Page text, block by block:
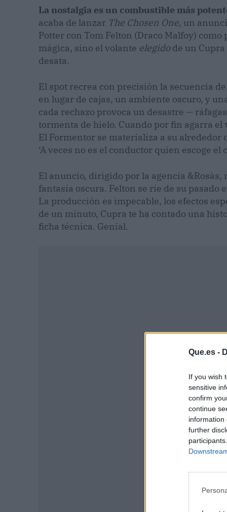
Que.es -
If you wish
sensitive
confirm
continue
information
further
La nostalgia es un combustible más
acaba de lanzar The Chosen One, un
Potter con Tom Felton (Draco Malfoy)
mágica, sino el volante elegidode un Cupra
desata.
El spot recrea con precisión la secuencia
en lugar de cajas, un ambiente oscuro, y
cada rechazo provoca un desastre —
tormenta de hielo. Cuando por fin agarra el
El Formentor se materializa a su alrededor
‘A veces no es el conductor quien escoge
El anuncio, dirigido por la agencia
fantasía oscura. Felton se ríe de su pasado
La producción es impecable, los efectos
de un minuto, Cupra te ha contado una
ficha técnica. Genial.